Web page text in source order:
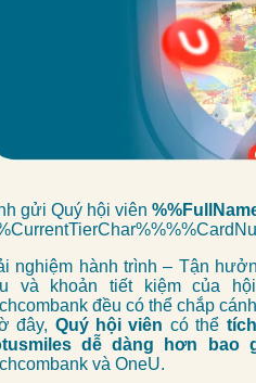
gửi Quý hội viên
nghiệm hành trình – Tận
và khoản tiết kiệm của
đều có thể chắp
đây, Quý hội viên có thể
dễ dàng hơn bao
và OneU.